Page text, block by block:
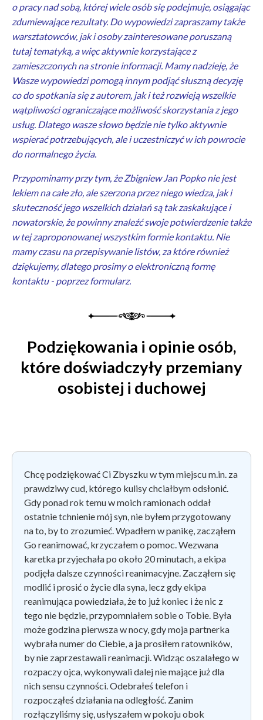
o pracy nad sobą, której wiele osób się podejmuje, osiągając
zdumiewające rezultaty. Do wypowiedzi zapraszamy także
warsztatowców, jak i osoby zainteresowane poruszaną
tutaj tematyką, a więc aktywnie korzystające z
zamieszczonych na stronie informacji. Mamy nadzieję, że
Wasze wypowiedzi pomogą innym podjąć słuszną decyzję
co do spotkania się z autorem, jak i też rozwieją wszelkie
wątpliwości ograniczające możliwość skorzystania z jego
usług. Dlatego wasze słowo będzie nie tylko aktywnie
wspierać potrzebujących, ale i uczestniczyć w ich powrocie
do normalnego życia.
Przypominamy przy tym, że Zbigniew Jan Popko nie jest
lekiem na całe zło, ale szerzona przez niego wiedza, jak i
skuteczność jego wszelkich działań są tak zaskakujące i
nowatorskie, że powinny znaleźć swoje potwierdzenie także
w tej zaproponowanej wszystkim formie kontaktu. Nie
mamy czasu na przepisywanie listów, za które również
dziękujemy, dlatego prosimy o elektroniczną formę
kontaktu - poprzez formularz.
Podziękowania i opinie osób,
które doświadczyły przemiany
osobistej i duchowej
Chcę podziękować Ci Zbyszku w tym miejscu m.in. za
prawdziwy cud, którego kulisy chciałbym odsłonić.
Gdy ponad rok temu w moich ramionach oddał
ostatnie tchnienie mój syn, nie byłem przygotowany
na to, by to zrozumieć. Wpadłem w panikę, zacząłem
Go reanimować, krzyczałem o pomoc. Wezwana
karetka przyjechała po około 20 minutach, a ekipa
podjęła dalsze czynności reanimacyjne. Zacząłem się
modlić i prosić o życie dla syna, lecz gdy ekipa
reanimująca powiedziała, że to już koniec i że nic z
tego nie będzie, przypomniałem sobie o Tobie. Była
może godzina pierwsza w nocy, gdy moja partnerka
wybrała numer do Ciebie, a ja prosiłem ratowników,
by nie zaprzestawali reanimacji. Widząc oszalałego w
rozpaczy ojca, wykonywali dalej nie mające już dla
nich sensu czynności. Odebrałeś telefon i
rozpocząłeś działania na odległość. Zanim
rozłączyliśmy się, usłyszałem w pokoju obok